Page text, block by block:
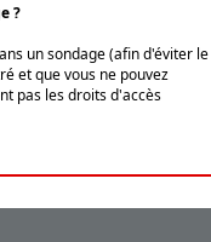
?
un sondage (afin d'éviter le
et que vous ne pouvez
pas les droits d'accès